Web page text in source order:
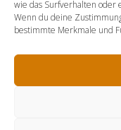
wie das Surfverhalten oder
Wenn du deine
bestimmte Merkmale und
SA-
Über